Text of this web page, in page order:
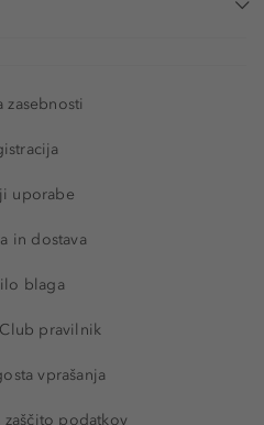
zasebnosti
uporabe
in dostava
blaga
pravilnik
vprašanja
zaščito podatkov